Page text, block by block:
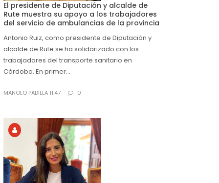
El presidente de Diputación y alcalde de
Rute muestra su apoyo a los trabajadores
del servicio de ambulancias de la provincia
Antonio Ruiz, como presidente de Diputación y
alcalde de Rute se ha solidarizado con los
trabajadores del transporte sanitario en
Córdoba. En primer...
MANOLO PADILLA 11:47 0